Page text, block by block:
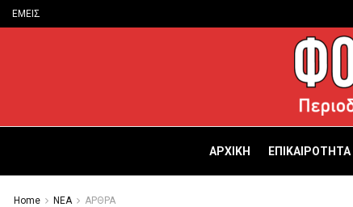
ΕΜΕΙΣ
ΑΡΧΙΚΗ ΕΠΙΚΑΙΡΟΤΗΤΑ
Home ΝΕΑ ΑΡΘΡΑ